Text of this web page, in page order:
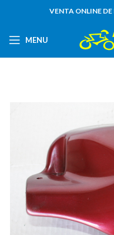
VENTA ONLINE
MENU